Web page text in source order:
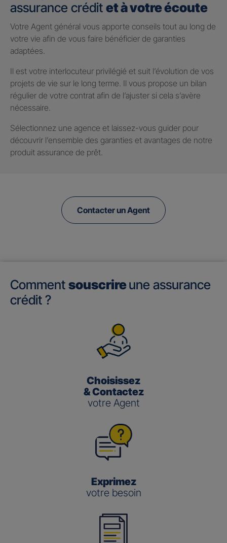
assurance crédit et à votre écoute
Votre Agent général vous apporte conseils tout au long de
votre vie afin de vous faire bénéficier de garanties
adaptées.
Il est votre interlocuteur privilégié et suit l’évolution de vos
projets de vie sur le long terme. Il vous propose un bilan
régulier de votre contrat afin de l’ajuster si cela s’avère
nécessaire.
Sélectionnez une agence et laissez-vous guider pour
découvrir l’ensemble des garanties et avantages de notre
produit assurance de prêt.
Contacter un Agent
Comment souscrireune assurance
crédit ?
Choisissez
& Contactez
votre Agent
Exprimez
votre besoin